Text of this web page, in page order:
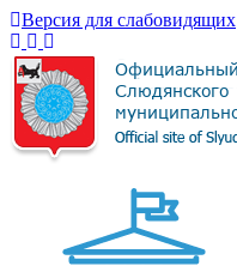
Версия для слабовидящих